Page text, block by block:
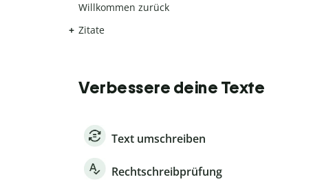
Willkommen zurück
Zitate
Verbessere deine Texte
Text umschreiben
Rechtschreibprüfung